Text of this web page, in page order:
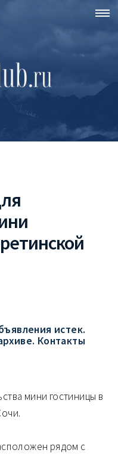
истек.
Контакты
мини гостиницы в
рядом с